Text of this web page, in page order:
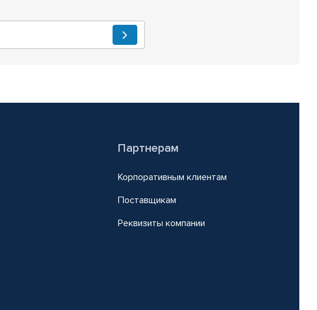
Партнерам
Корпоративным клиентам
Поставщикам
Реквизиты компании